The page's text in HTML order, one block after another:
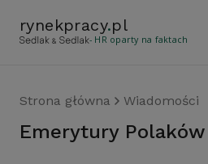
rynekpracy.pl
- HR oparty na faktach
Strona główna Wiadomości
Emerytury